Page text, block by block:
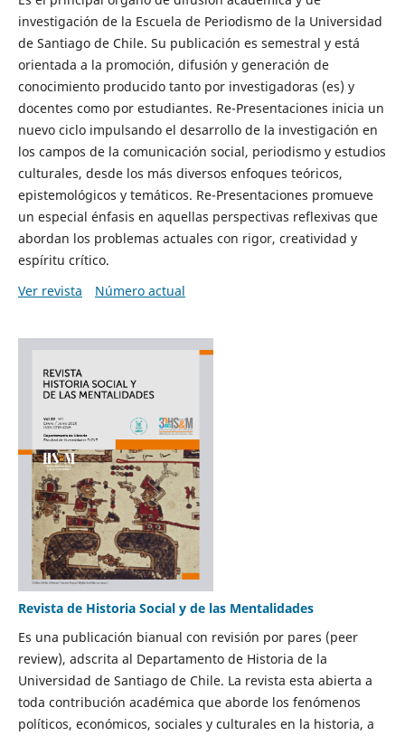
investigación de la Escuela de Periodismo de la Universidad
de Santiago de Chile. Su publicación es semestral y está
orientada a la promoción, difusión y generación de
conocimiento producido tanto por investigadoras (es) y
docentes como por estudiantes. Re-Presentaciones inicia un
nuevo ciclo impulsando el desarrollo de la investigación en
los campos de la comunicación social, periodismo y estudios
culturales, desde los más diversos enfoques teóricos,
epistemológicos y temáticos. Re-Presentaciones promueve
un especial énfasis en aquellas perspectivas reflexivas que
abordan los problemas actuales con rigor, creatividad y
espíritu crítico.
Ver revista
Número actual
Revista de Historia Social y de las Mentalidades
Es una publicación bianual con revisión por pares (peer
review), adscrita al Departamento de Historia de la
Universidad de Santiago de Chile. La revista esta abierta a
toda contribución académica que aborde los fenómenos
políticos, económicos, sociales y culturales en la historia, a